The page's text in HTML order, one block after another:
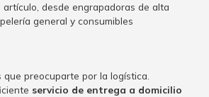
desde engrapadoras de alta
general y consumibles
que preocuparte por la logística.
servicio de entrega a domicilio